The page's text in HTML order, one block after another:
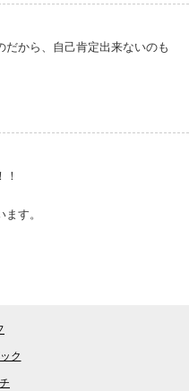
から、自己肯定出来ないのも
す。
ク